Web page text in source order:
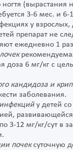
(вырастания
3-6 мес. и 6-
у взрослых,
препарат не
ежедневно 1
доза 6 мг/кг с
кандидоза и
заболевания.
у детей
развивающейся
3-12 мг/кг/сут в
почексуточную